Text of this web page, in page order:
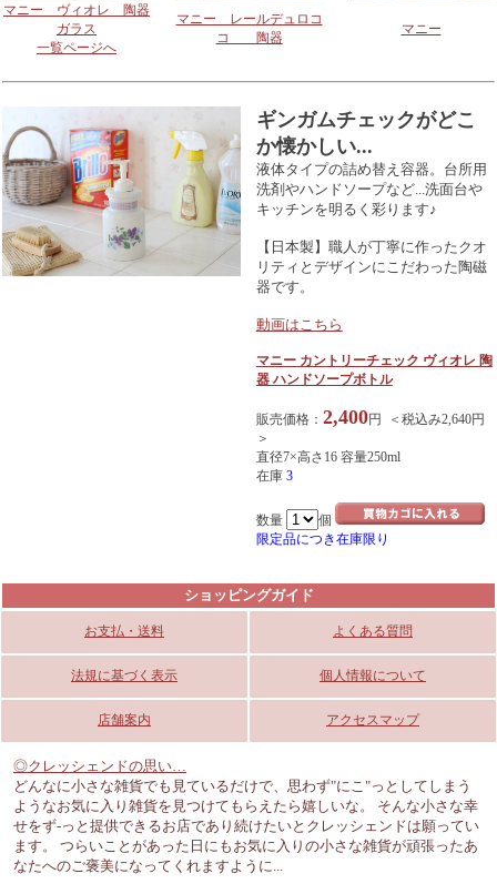
マニー ヴィオレ 陶器
ガラス
一覧ページへ
マニー レールデュロコ
コ 陶器
マニー
ギンガムチェックがどこ
か懐かしい...
液体タイプの詰め替え容器。台所用
洗剤やハンドソープなど...洗面台や
キッチンを明るく彩ります♪
【日本製】職人が丁寧に作ったクオ
リティとデザインにこだわった陶磁
器です。
動画はこちら
マニー カントリーチェック ヴィオレ 陶
器 ハンドソープボトル
販売価格： 2,400円 ＜税込み2,640円
＞
直径7×高さ16 容量250ml
在庫 3
数量
個
限定品につき在庫限り
ショッピングガイド
お支払・送料 よくある質問
法規に基づく表示 個人情報について
店舗案内 アクセスマップ
◎クレッシェンドの思い…
どんなに小さな雑貨でも見ているだけで、思わず"にこ"っとしてしまう
ようなお気に入り雑貨を見つけてもらえたら嬉しいな。 そんな小さな幸
せをず-っと提供できるお店であり続けたいとクレッシェンドは願ってい
ます。 つらいことがあった日にもお気に入りの小さな雑貨が頑張ったあ
なたへのご褒美になってくれますように...